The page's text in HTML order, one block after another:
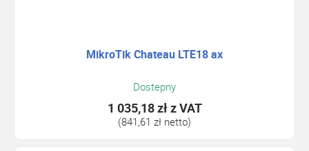
MikroTik Chateau LTE18 ax
Dostepny
1 035,18 złz VAT
(841,61 zł netto)